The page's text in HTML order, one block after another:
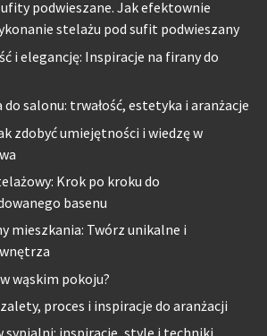
podwieszane. Jak efektownie
stelażu pod sufit podwieszany
i elegancję: Inspiracje na firany do
do salonu: trwałość, estetyka i aranżacje
zdobyć umiejętności i wiedzę w
Krok po kroku do
basenu
mieszkania: Twórz unikalne i
wąskim pokoju?
proces i inspiracje do aranżacji